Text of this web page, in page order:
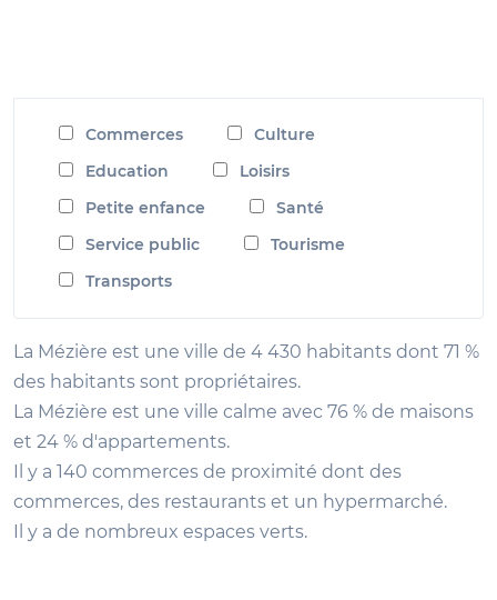
Commerces
Culture
Education
Loisirs
Petite enfance
Santé
Service public
Tourisme
Transports
La Mézière est une ville de 4 430 habitants dont 71 %
des habitants sont propriétaires.
La Mézière est une ville calme avec 76 % de maisons
et 24 % d'appartements.
Il y a 140 commerces de proximité dont des
commerces, des restaurants et un hypermarché.
Il y a de nombreux espaces verts.